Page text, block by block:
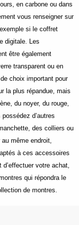
en carbone ou dans
vous renseigner sur
si le coffret
digitale. Les
être également
transparent ou en
choix important pour
la plus répandue, mais
du noyer, du rouge,
d’autres
des colliers ou
même endroit,
à ces accessoires
votre achat,
qui répondra le
de montres.